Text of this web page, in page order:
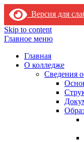
Версия для
Skip to content
Главное меню
Главная
О колледже
Сведения